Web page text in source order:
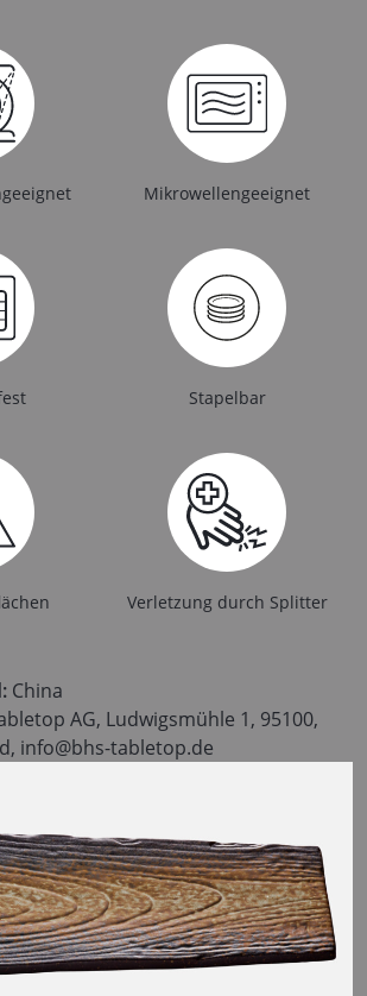
Mikrowellengeeignet
Stapelbar
Verletzung durch Splitter
China
AG, Ludwigsmühle 1, 95100,
info@bhs-tabletop.de